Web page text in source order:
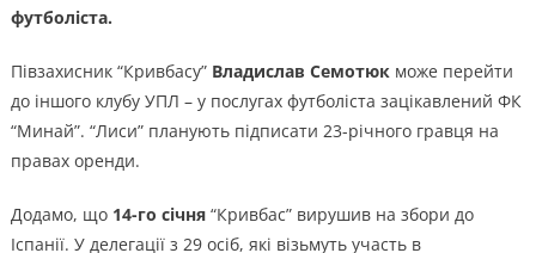
футболіста.
Півзахисник “Кривбасу” Владислав Семотюкможе перейти
до іншого клубу УПЛ – у послугах футболіста зацікавлений ФК
“Минай”. “Лиси” планують підписати 23-річного гравця на
правах оренди.
Додамо, що 14-го січня“Кривбас” вирушив на збори до
Іспанії. У делегації з 29 осіб, які візьмуть участь в